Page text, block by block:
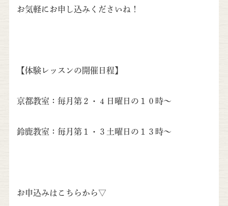
お気軽にお申し込みくださいね！
【体験レッスンの開催日程】
京都教室：毎月第２・４日曜日の１０時〜
鈴鹿教室：毎月第１・３土曜日の１３時〜
お申込みはこちらから▽